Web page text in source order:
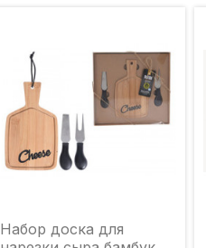
Набор доска для